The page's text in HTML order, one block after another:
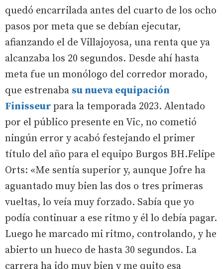
quedó encarrilada antes del cuarto de los ocho
pasos por meta que se debían ejecutar,
afianzando el de Villajoyosa, una renta que ya
alcanzaba los 20 segundos. Desde ahí hasta
meta fue un monólogo del corredor morado,
que estrenaba su nueva equipación
Finisseur para la temporada 2023. Alentado
por el público presente en Vic, no cometió
ningún error y acabó festejando el primer
título del año para el equipo Burgos BH.Felipe
Orts: «Me sentía superior y, aunque Jofre ha
aguantado muy bien las dos o tres primeras
vueltas, lo veía muy forzado. Sabía que yo
podía continuar a ese ritmo y él lo debía pagar.
Luego he marcado mi ritmo, controlando, y he
abierto un hueco de hasta 30 segundos. La
carrera ha ido muy bien y me quito esa